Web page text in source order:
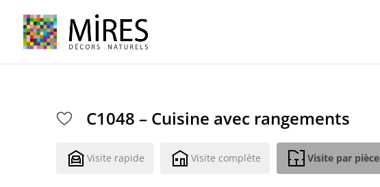
C1048 – Cuisine avec rangements
Visite rapide Visite complète Visite par pièce